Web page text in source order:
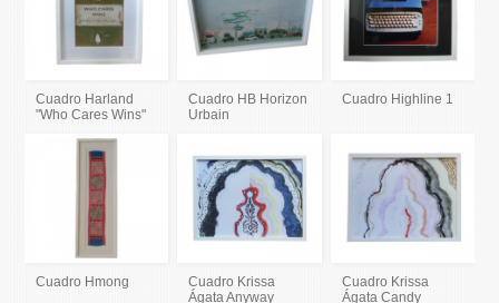
Cuadro Harland
"Who Cares Wins"
Cuadro HB Horizon
Urbain
Cuadro Highline 1
Cuadro Hmong
Cuadro Krissa
Ágata Anyway
Cuadro Krissa
Ágata Candy